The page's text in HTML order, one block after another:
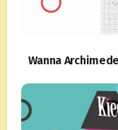
Wanna